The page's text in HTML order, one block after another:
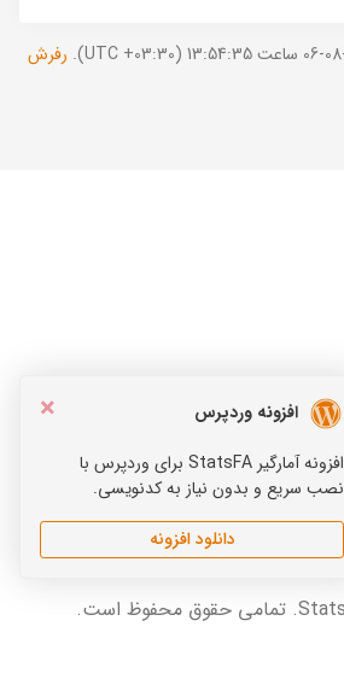
رفرش
×
افزونه وردپرس
افزونه آمارگیر StatsFA برای وردپرس با
نصب سریع و بدون نیاز به کدنویسی.
دانلود افزونه